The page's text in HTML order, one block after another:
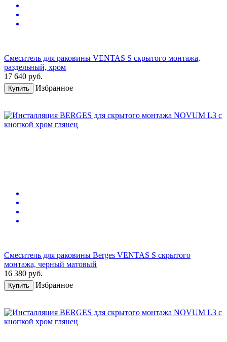
Смеситель для раковины VENTAS S скрытого монтажа,
раздельный, хром
17 640 руб.
Купить Избранное
Смеситель для раковины Berges VENTAS S скрытого
монтажа, черный матовый
16 380 руб.
Купить Избранное